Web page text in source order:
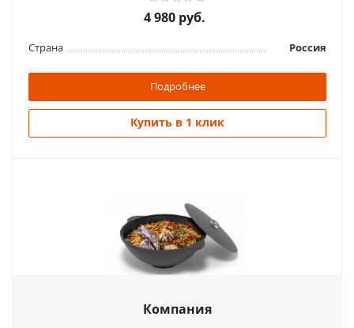
3 285руб.
4 980 руб.
Страна Россия
Подробнее
Купить в 1 клик
Казан чугунный Везувий 6 л без крышки
Компания